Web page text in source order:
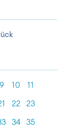
9 10 11
22 23
34 35